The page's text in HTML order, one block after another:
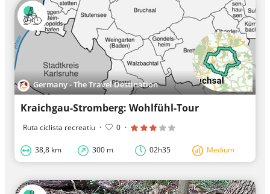
Germany - The Travel Destination
Kraichgau-Stromberg: Wohlfühl-Tour
Ruta ciclista recreatiu · 0 ·
38,8 km 300 m 02h35 Medium